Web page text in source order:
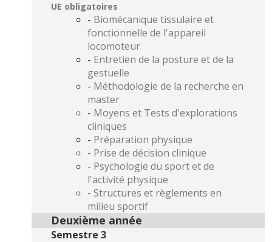
UE obligatoires
- Biomécanique tissulaire et
fonctionnelle de l'appareil
locomoteur
- Entretien de la posture et de la
gestuelle
- Méthodologie de la recherche en
master
- Moyens et Tests d'explorations
cliniques
- Préparation physique
- Prise de décision clinique
- Psychologie du sport et de
l'activité physique
- Structures et règlements en
milieu sportif
Deuxième année
Semestre 3